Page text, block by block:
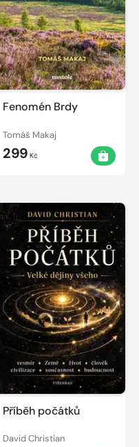
Fenomén Brdy
Tomáš Makaj
299 Kč
Příběh počátků
David Christian